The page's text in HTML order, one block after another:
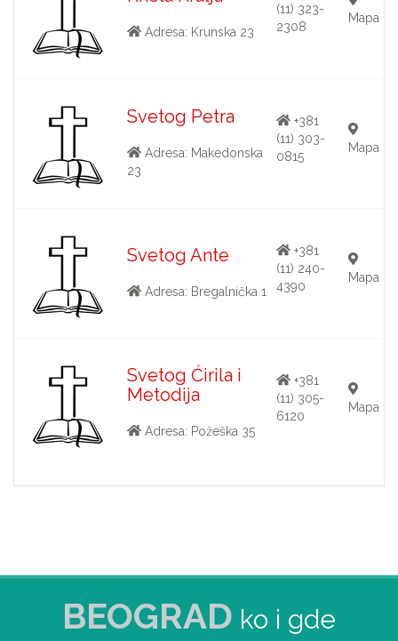
Adresa: Krunska 23
(11) 323-
2308
Mapa
Svetog Petra
Adresa: Makedonska
23
+381
(11) 303-
0815
Mapa
Svetog Ante
Adresa: Bregalnička 1
+381
(11) 240-
4390
Mapa
Svetog Ćirila i
Metodija
Adresa: Požeška 35
+381
(11) 305-
6120
Mapa
BEOGRAD ko i gde